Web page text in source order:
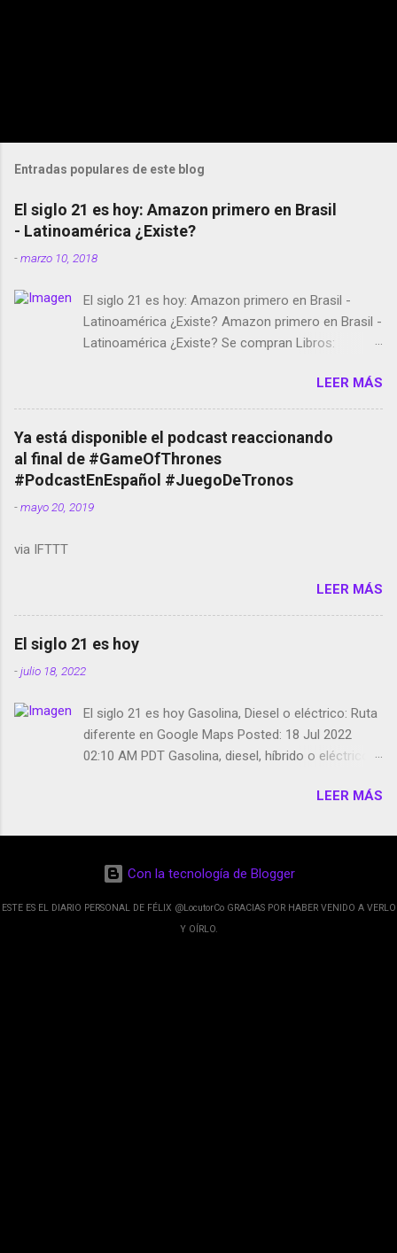
Entradas populares de este blog
El siglo 21 es hoy: Amazon primero en Brasil
- Latinoamérica ¿Existe?
-marzo 10, 2018
El siglo 21 es hoy: Amazon primero en Brasil -
Latinoamérica ¿Existe? Amazon primero en Brasil -
Latinoamérica ¿Existe? Se compran Libros:
temporada de Black Mirror Twitter deja de verificar
cuentas Responden los fotógrafos Brian May y el
copyright en Instagram Música y vídeo selfies en la
red social Riddley Scott saca a Kevin Spacey de su
película Francisco regaña a los que usan el
smartphone en sus misas La serie de la Tierra
Media GoBee - StartUp de bicicletas de alquiler
Live Photos en Google Photos Llegando Partimos
Dictados en Android El tamaño y su importancia...
LEER MÁS
Ya está disponible el podcast reaccionando
al final de #GameOfThrones
#PodcastEnEspañol #JuegoDeTronos
-mayo 20, 2019
via IFTTT
LEER MÁS
El siglo 21 es hoy
-julio 18, 2022
El siglo 21 es hoy Gasolina, Diesel o eléctrico: Ruta
diferente en Google Maps Posted: 18 Jul 2022
02:10 AM PDT Gasolina, diesel, híbrido o eléctrico:
de esos sentidos es lo que hacen los
desarrolladores de Alphabet, la compañía matriz
de Google; y por el otro lado tenemos el
crecimiento de Google Maps con lo que
informamos los usuarios reseñas del lugares
LEER MÁS
Con la tecnología de Blogger
ESTE ES EL DIARIO PERSONAL DE FÉLIX @LocutorCo GRACIAS POR HABER VENIDO A VERLO
Y OÍRLO.